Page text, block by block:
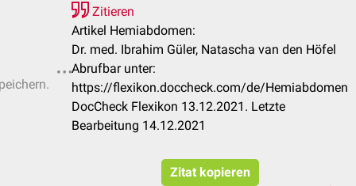
Zitieren
Artikel Hemiabdomen:
Dr. med. Ibrahim Güler, Natascha van den Höfel
Abrufbar unter:
https://flexikon.doccheck.com/de/Hemiabdomen
DocCheck Flexikon 13.12.2021. Letzte
Bearbeitung 14.12.2021
Zitat kopieren